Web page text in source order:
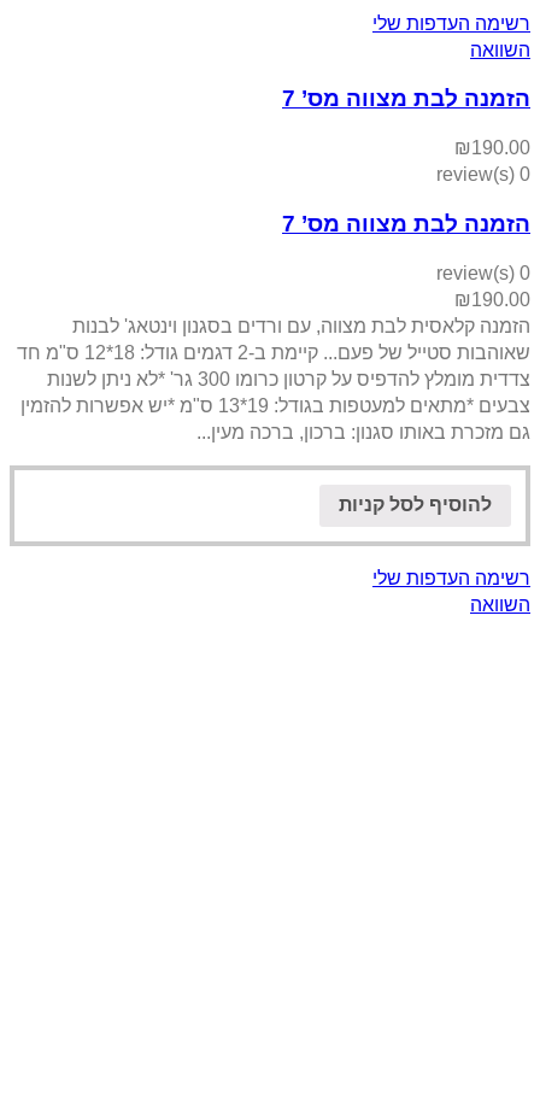
רשימה העדפות שלי
השוואה
הזמנה לבת מצווה מס’ 7
₪190.00
0 review(s)
הזמנה לבת מצווה מס’ 7
0 review(s)
₪190.00
הזמנה קלאסית לבת מצווה, עם ורדים בסגנון וינטאג' לבנות
שאוהבות סטייל של פעם... קיימת ב-2 דגמים גודל: 18*12 ס"מ חד
צדדית מומלץ להדפיס על קרטון כרומו 300 גר' *לא ניתן לשנות
צבעים *מתאים למעטפות בגודל: 19*13 ס"מ *יש אפשרות להזמין
גם מזכרת באותו סגנון: ברכון, ברכה מעין...
להוסיף לסל קניות
רשימה העדפות שלי
השוואה